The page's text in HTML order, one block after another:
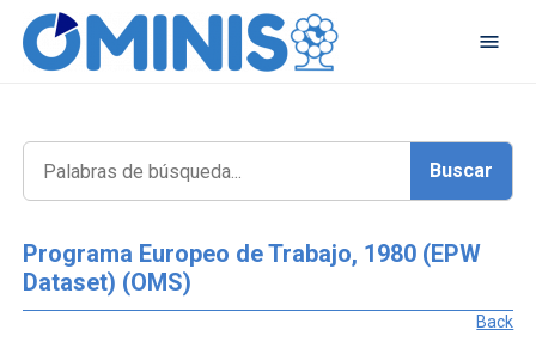
Programa Europeo de Trabajo, 1980 (EPW
Dataset) (OMS)
Back